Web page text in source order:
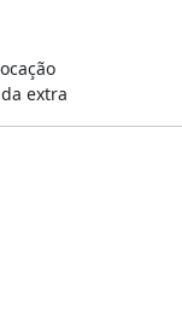
extra